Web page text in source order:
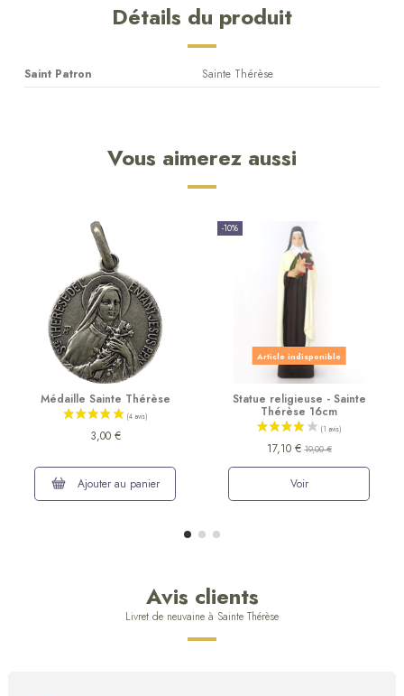
Détails du produit
Saint Patron Sainte Thérèse
Vous aimerez aussi
Médaille Sainte Thérèse
3,00 €
Ajouter au panier
-10%
Article indisponible
Statue religieuse - Sainte
Thérèse 16cm
17,10 €19,00 €
Voir
Avis clients
Livret de neuvaine à Sainte Thérèse